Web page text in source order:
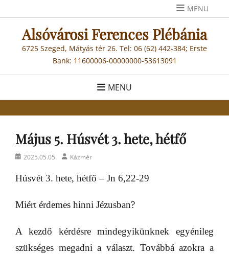
to
content
MENU
Alsóvárosi Ferences Plébánia
6725 Szeged, Mátyás tér 26. Tel: 06 (62) 442-384; Erste
Bank: 11600006-00000000-53613091
MENU
Május 5. Húsvét 3. hete, hétfő
Posted2025.05.05. AuthorKázmér
Húsvét 3. hete, hétfő – Jn 6,22-29
Miért érdemes hinni Jézusban?
A kezdő kérdésre mindegyikünknek egyénileg
szükséges megadni a választ. Továbbá azokra a